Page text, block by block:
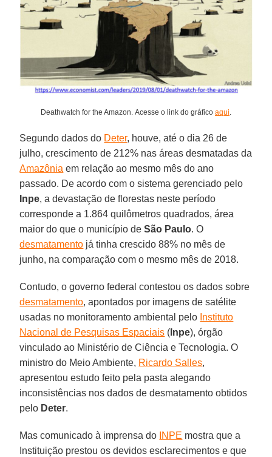
Deathwatch for the Amazon. Acesse o link do gráfico aqui.
Segundo dados do Deter, houve, até o dia 26 de
julho, crescimento de 212% nas áreas desmatadas da
Amazônia em relação ao mesmo mês do ano
passado. De acordo com o sistema gerenciado pelo
Inpe, a devastação de florestas neste período
corresponde a 1.864 quilômetros quadrados, área
maior do que o município deSão Paulo. O
desmatamento já tinha crescido 88% no mês de
junho, na comparação com o mesmo mês de 2018.
Contudo, o governo federal contestou os dados sobre
desmatamento, apontados por imagens de satélite
usadas no monitoramento ambiental pelo Instituto
Nacional de Pesquisas Espaciais ( Inpe), órgão
vinculado ao Ministério de Ciência e Tecnologia. O
ministro do Meio Ambiente, Ricardo Salles,
apresentou estudo feito pela pasta alegando
inconsistências nos dados de desmatamento obtidos
pelo Deter.
Mas comunicado à imprensa do INPE mostra que a
Instituição prestou os devidos esclarecimentos e que